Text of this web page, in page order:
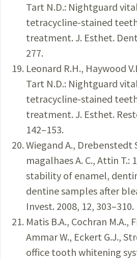
Tart N.D.: Nightguard
tetracycline-stained
treatment. J. Esthet.
277.
Leonard R.H., Haywood
Tart N.D.: Nightguard
tetracycline-stained
treatment. J. Esthet.
142–153.
Wiegand A., Drebenstedt
magalhaes A. C., Attin
stability of enamel,
dentine samples after
Invest. 2008, 12, 303–310.
Matis B.A., Cochran M.A.,
Ammar W., Eckert G.J.,
office tooth whitening